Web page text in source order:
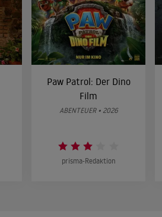
Paw Patrol: Der Dino
Film
ABENTEUER • 2026
prisma-Redaktion